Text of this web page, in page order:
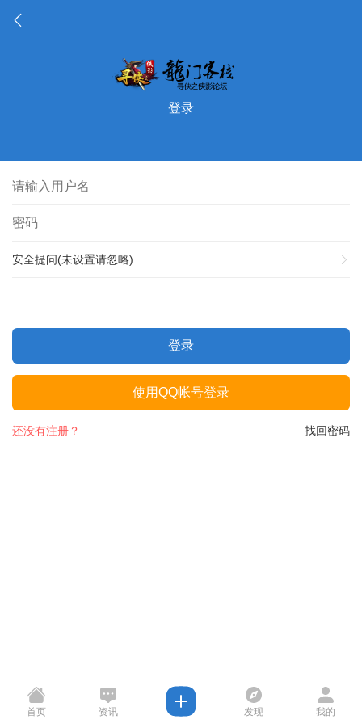
登录
安全提问(未设置请忽略)
登录
使用QQ帐号登录
找回密码
还没有注册？
首页 资讯 发现 我的